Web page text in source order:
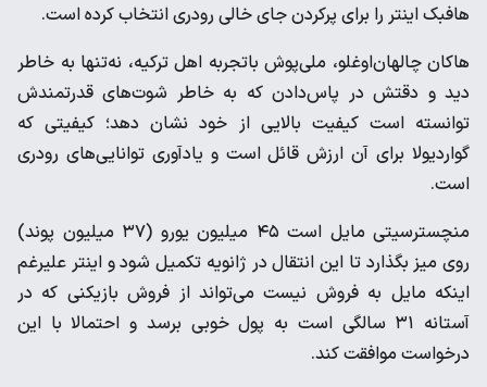
هافبک اینتر را برای پرکردن جای خالی رودری انتخاب کرده است.
هاکان چالهان‌اوغلو، ملی‌پوش باتجربه اهل ترکیه، نه‌تنها به خاطر
دید و دقتش در پاس‌دادن که به خاطر شوت‌های قدرتمندش
توانسته است کیفیت بالایی از خود نشان دهد؛ کیفیتی که
گواردیولا برای آن ارزش قائل است و یادآوری توانایی‌های رودری
است.
منچسترسیتی مایل است ۴۵ میلیون یورو (۳۷ میلیون پوند)
روی میز بگذارد تا این انتقال در ژانویه تکمیل شود و اینتر علیرغم
اینکه مایل به فروش نیست می‌تواند از فروش بازیکنی که در
آستانه ۳۱ سالگی است به پول خوبی برسد و احتمالا با این
درخواست موافقت کند.